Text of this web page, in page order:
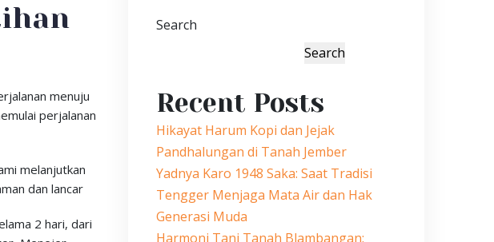
menuju
perjalanan
melanjutkan
dan lancar
2 hari, dari
Search
Search
Recent Posts
Hikayat Harum Kopi dan Jejak
Pandhalungan di Tanah Jember
Yadnya Karo 1948 Saka: Saat Tradisi
Tengger Menjaga Mata Air dan Hak
Generasi Muda
Harmoni Tani Tanah Blambangan: